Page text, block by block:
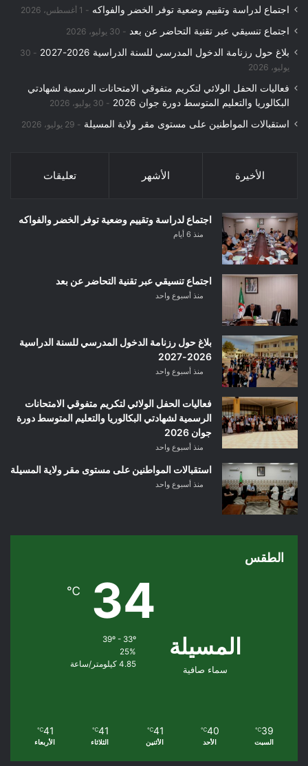
اجتماع لدراسة وتقييم وضعية توفر الخضر والفواكه 1 أغسطس، 2026
اجتماع تنسيقي عبر تقنية التحاضر عن بعد 30 يوليو، 2026
بلاغ حول رزنامة الدخول المدرسي للسنة الدراسية 2026-2027
30
يوليو، 2026
فعاليات الحفل الولائي لتكريم متفوقي الامتحانات الرسمية لشهادتي
البكالوريا والتعليم المتوسط دورة جوان 2026
30 يوليو، 2026
استقبالات المواطنين على مستوى مقر ولاية المسيلة 29 يوليو، 2026
الأخيرة الأشهر تعليقات
اجتماع لدراسة وتقييم وضعية توفر الخضر والفواكه
منذ 6 أيام
اجتماع تنسيقي عبر تقنية التحاضر عن بعد
منذ أسبوع واحد
بلاغ حول رزنامة الدخول المدرسي للسنة الدراسية
2026-2027
منذ أسبوع واحد
فعاليات الحفل الولائي لتكريم متفوقي الامتحانات
الرسمية لشهادتي البكالوريا والتعليم المتوسط دورة
جوان 2026
منذ أسبوع واحد
استقبالات المواطنين على مستوى مقر ولاية المسيلة
منذ أسبوع واحد
الطقس
المسيلة
سماء صافية
34
℃
25%
4.85 كيلومتر/ساعة
39
℃
السبت
40
℃
الأحد
41
℃
الأثنين
41
℃
الثلاثاء
41
℃
الأربعاء